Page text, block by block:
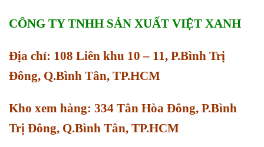
CÔNG TY TNHH SẢN XUẤT VIỆT XANH
Địa chỉ: 108 Liên khu 10 – 11, P.Bình Trị
Đông, Q.Bình Tân, TP.HCM
Kho xem hàng: 334 Tân Hòa Đông, P.Bình
Trị Đông, Q.Bình Tân, TP.HCM